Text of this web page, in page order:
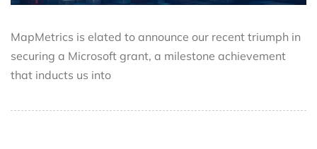
MapMetrics is elated to announce our recent triumph in
securing a Microsoft grant, a milestone achievement
that inducts us into